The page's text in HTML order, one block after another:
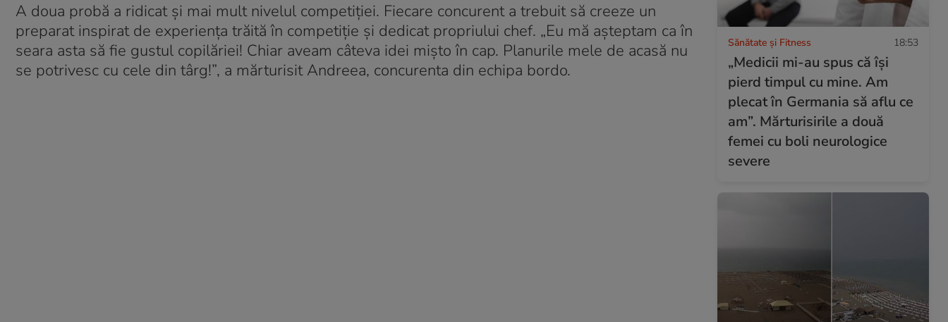
A doua probă a ridicat și mai mult nivelul competiției. Fiecare concurent a trebuit să creeze un
preparat inspirat de experiența trăită în competiție și dedicat propriului chef. „Eu mă așteptam ca în
seara asta să fie gustul copilăriei! Chiar aveam câteva idei mișto în cap. Planurile mele de acasă nu
se potrivesc cu cele din târg!”, a mărturisit Andreea, concurenta din echipa bordo.
Sănătate și Fitness 18:53
„Medicii mi-au spus că își
pierd timpul cu mine. Am
plecat în Germania să aflu ce
am”. Mărturisirile a două
femei cu boli neurologice
severe